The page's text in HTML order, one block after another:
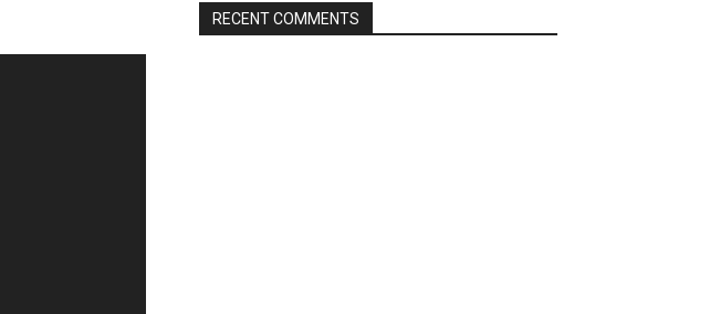
RECENT COMMENTS